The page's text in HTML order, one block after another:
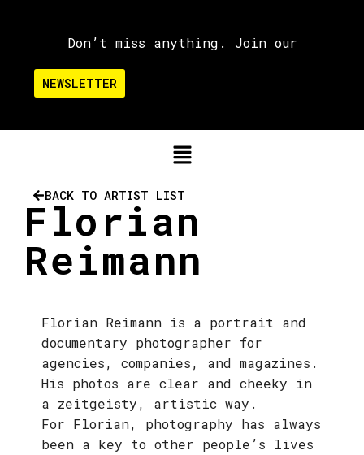
Don’t miss anything. Join our
NEWSLETTER
BACK TO ARTIST LIST
Florian
Reimann
Florian Reimann is a portrait and
documentary photographer for
agencies, companies, and magazines.
His photos are clear and cheeky in
a zeitgeisty, artistic way.
For Florian, photography has always
been a key to other people’s lives